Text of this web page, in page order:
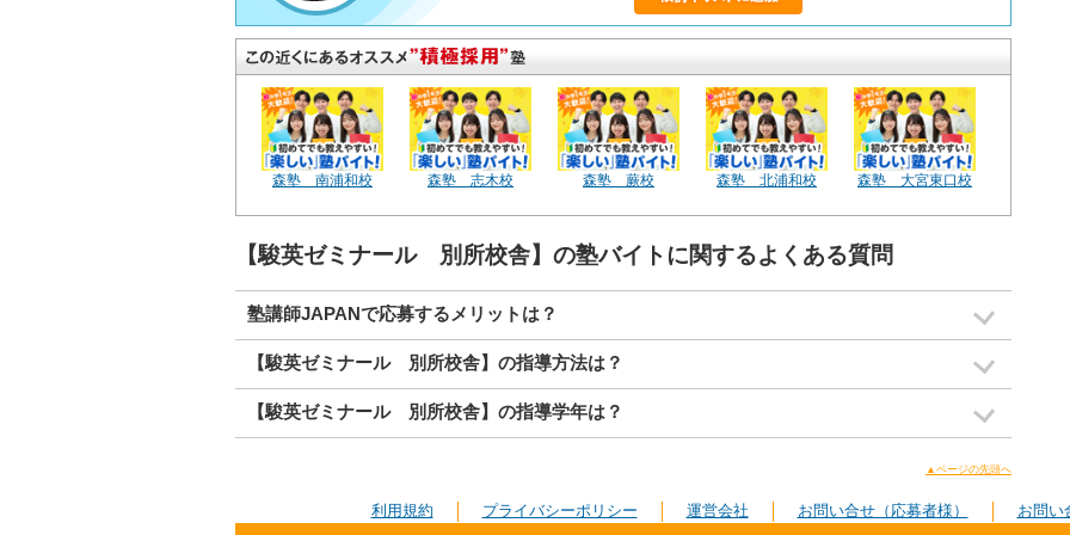
森塾 南浦和校 森塾 志木校 森塾 蕨校 森塾 北浦和校 森塾 大宮東口校
【駿英ゼミナール 別所校舎】の塾バイトに関するよくある質問
塾講師JAPANで応募するメリットは？
【駿英ゼミナール 別所校舎】の指導方法は？
【駿英ゼミナール 別所校舎】の指導学年は？
▲ページの先頭へ
利用規約 プライバシーポリシー 運営会社 お問い合せ（応募者様） お問い